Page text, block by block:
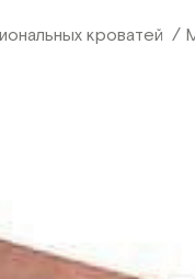
кроватей